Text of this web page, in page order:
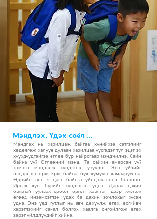
Мэндлэх, Үдэх соёл ...
Мэндлэх нь харилцаж байгаа хүнийхээ сэтгэлийг
хөдөлгөж халуун дулаан харилцаа үүсгэдэг тул эцэг эх
хүүхдүүдтэйгээ өглөө бүр найрсгаар мэндчилнэ. Сайн
байна уу? Өглөөний мэнд. Та сайхан амарсан уу?
хэмээн мэндэлж хүндэтгэл үзүүлнэ. Энэ үйлийг
цэцэрлэгт орж ирж байгаа бүх хүмүүст хамааруулна.
Өдрийн аль ч цагт байнга үйлдэж соёл болгоно.
Ирсэн хүн бүрийг хүндэтгэн үднэ. Дараа дахин
баяртай уулзах ерөөл өргөн хаалган дээр хүргэж
өгөөд инээмсэглэн үдэх ба дахин зочлохыг хүсэн
үднэ. Энэ үед гутлыг нь авч дөхүүлж өгөх, өсгийвч
хэрэглэхийг санал болгох, хаалга онгойлгож өгөх
зэрэг үйлдлүүдийг хийнэ.